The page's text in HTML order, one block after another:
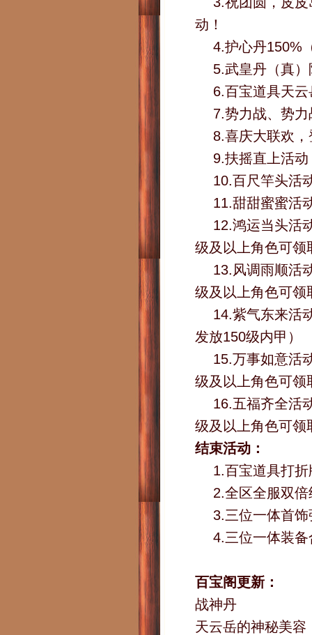
动！
4.护心丹150%
5.武皇丹（真
6.百宝道具天
7.势力战、势
8.喜庆大联欢
9.扶摇直上活
10.百尺竿头活
11.甜甜蜜蜜活
12.鸿运当头活
级及以上角色可领
13.风调雨顺活
级及以上角色可领
14.紫气东来活
发放150级内甲）
15.万事如意活
级及以上角色可领
16.五福齐全活
级及以上角色可领
结束活动：
1.百宝道具打折
2.全区全服双
3.三位一体首
4.三位一体装
百宝阁更新：
战神丹
天云岳的神秘美容